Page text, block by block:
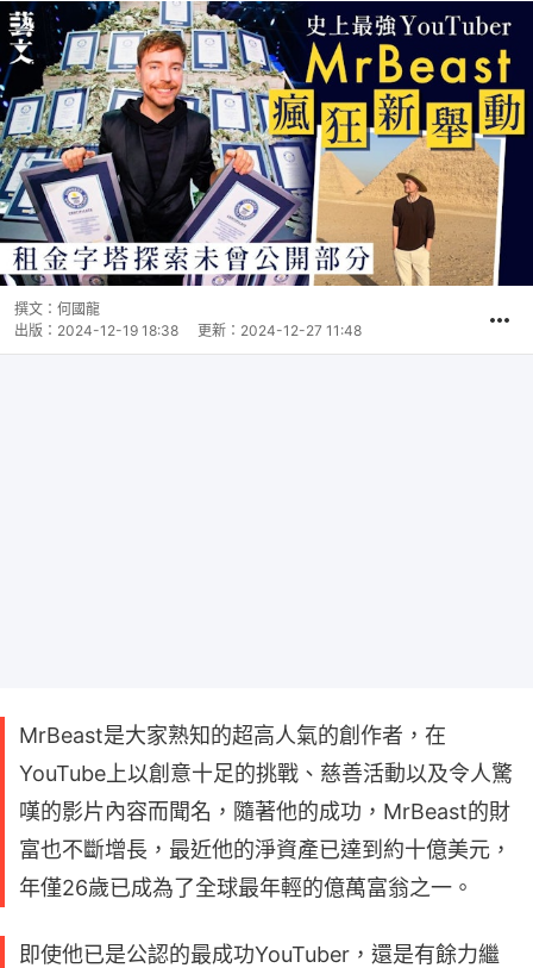
撰文： 何國龍
出版： 2024-12-19 18:38 更新： 2024-12-27 11:48
MrBeast是大家熟知的超高人氣的創作者，在
YouTube上以創意十足的挑戰、慈善活動以及令人驚
嘆的影片內容而聞名，隨著他的成功，MrBeast的財
富也不斷增長，最近他的淨資產已達到約十億美元，
年僅26歲已成為了全球最年輕的億萬富翁之一。
即使他已是公認的最成功YouTuber，還是有餘力繼